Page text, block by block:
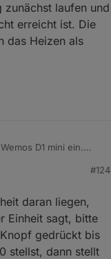
laufen und
erreicht ist. Die
das Heizen als
D1 mini ein.
der Slider zwar
Zustand ein.
laufen und
#124
daran liegen,
Einheit sagt, bitte
gedrückt bis
stellst, dann stellt